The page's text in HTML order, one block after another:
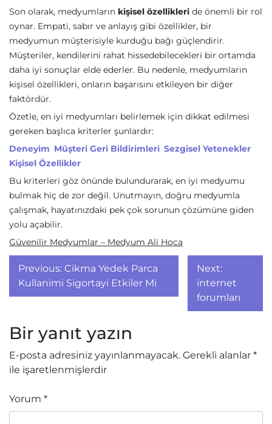
Son olarak, medyumların kişisel özellikleri de önemli bir rol
oynar. Empati, sabır ve anlayış gibi özellikler, bir
medyumun müşterisiyle kurduğu bağı güçlendirir.
Müşteriler, kendilerini rahat hissedebilecekleri bir ortamda
daha iyi sonuçlar elde ederler. Bu nedenle, medyumların
kişisel özellikleri, onların başarısını etkileyen bir diğer
faktördür.
Özetle, en iyi medyumları belirlemek için dikkat edilmesi
gereken başlıca kriterler şunlardır:
Deneyim Müşteri Geri Bildirimleri Sezgisel Yetenekler
Kişisel Özellikler
Bu kriterleri göz önünde bulundurarak, en iyi medyumu
bulmak hiç de zor değil. Unutmayın, doğru medyumla
çalışmak, hayatınızdaki pek çok sorunun çözümüne giden
yolu açabilir.
Güvenilir Medyumlar – Medyum Ali Hoca
Yazı
gezinmesi
Previous: Cikma Yedek Parca
Kullanimi Sigortayi Etkiler Mi
Next:
internet
forumları
Bir yanıt yazın
E-posta adresiniz yayınlanmayacak. Gerekli alanlar *
ile işaretlenmişlerdir
Yorum *